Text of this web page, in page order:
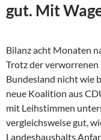
gut. Mit
Bilanz acht Monaten
Trotz der
Bundesland nicht wie
neue Koalition aus
mit Leihstimmen
vergleichsweise gut,
Landeshaushalts